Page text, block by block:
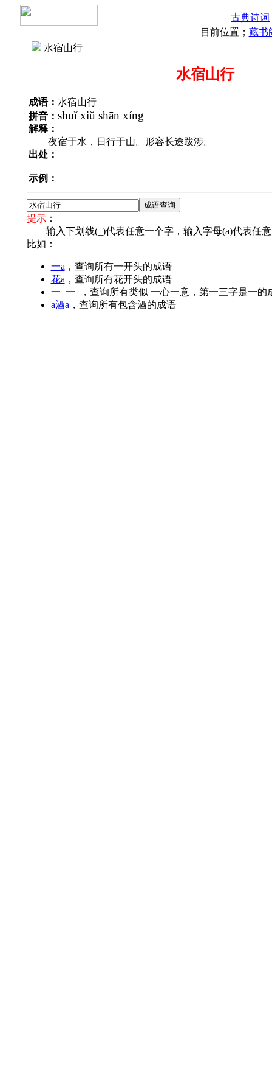
古典诗词
目前位置； 藏书
水宿山行
水宿山行
成语： 水宿山行
拼音： shuǐ xiǔ shān xíng
解释：
夜宿于水，日行于山。形容长途跋涉。
出处：
示例：
提示：
输入下划线(_)代表任意一个字，输入字母(a)代表任
比如：
一a ，查询所有一开头的成语
花a ，查询所有花开头的成语
一_一_
，查询所有类似 一心一意，第一三字是一的
a酒a ，查询所有包含酒的成语